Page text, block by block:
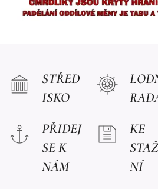
STŘED
ISKO
PŘIDEJ
SE K
NÁM
KE
NÍ